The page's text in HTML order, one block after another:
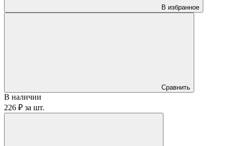
В избранное
Сравнить
В наличии
226 ₽ за шт.